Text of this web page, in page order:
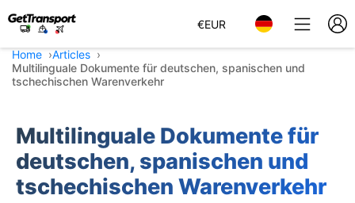
€EUR
Home
Articles
Multilinguale Dokumente für deutschen, spanischen und
tschechischen Warenverkehr
Multilinguale Dokumente für
deutschen, spanischen und
tschechischen Warenverkehr